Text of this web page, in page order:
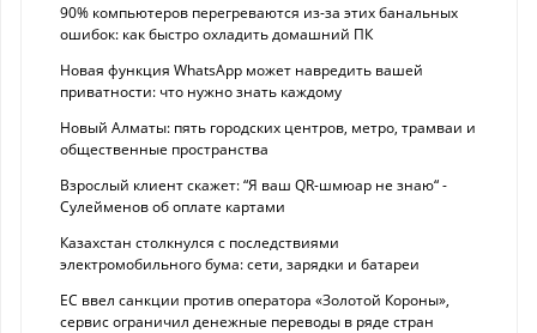
90% компьютеров перегреваются из-за этих банальных
ошибок: как быстро охладить домашний ПК
Новая функция WhatsApp может навредить вашей
приватности: что нужно знать каждому
Новый Алматы: пять городских центров, метро, трамваи и
общественные пространства
Взрослый клиент скажет: “Я ваш QR-шмюар не знаю“ -
Сулейменов об оплате картами
Казахстан столкнулся с последствиями
электромобильного бума: сети, зарядки и батареи
ЕС ввел санкции против оператора «Золотой Короны»,
сервис ограничил денежные переводы в ряде стран